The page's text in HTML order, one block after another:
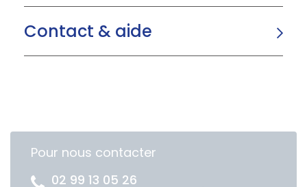
Contact & aide
Pour nous contacter
02 99 13 05 26